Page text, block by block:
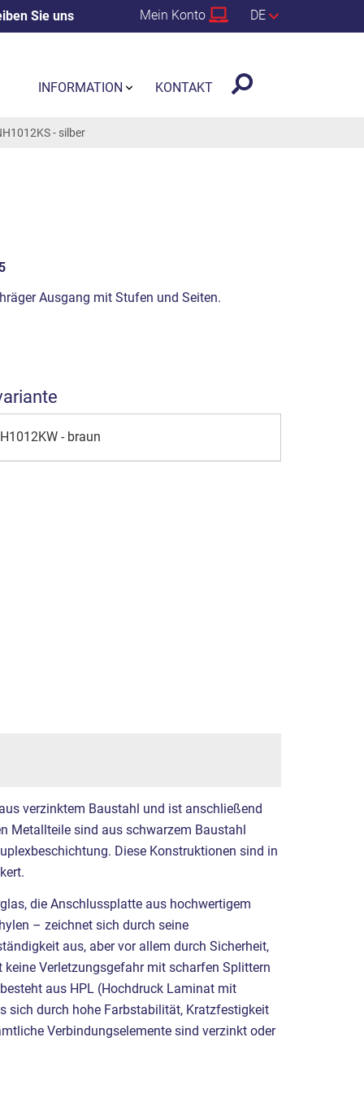
Sie uns Mein Konto DE
- silber
Ausgang mit Stufen und Seiten.
- braun
verzinktem Baustahl und ist anschließend
Metallteile sind aus schwarzem Baustahl
Diese Konstruktionen sind in
die Anschlussplatte aus hochwertigem
– zeichnet sich durch seine
aus, aber vor allem durch Sicherheit,
Verletzungsgefahr mit scharfen Splittern
aus HPL (Hochdruck Laminat mit
sich durch hohe Farbstabilität, Kratzfestigkeit
Verbindungselemente sind verzinkt oder
INFORMATION KONTAKT